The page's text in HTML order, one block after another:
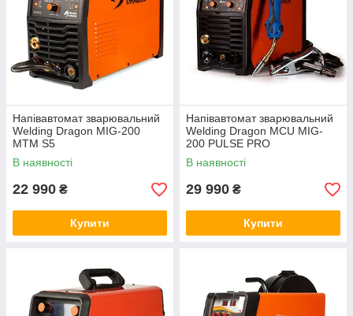
Напівавтомат зварювальний
Welding Dragon MIG-200
MTM S5
В наявності
22 990 ₴
Купити
Напівавтомат зварювальний
Welding Dragon MCU MIG-
200 PULSE PRO
В наявності
29 990 ₴
Купити